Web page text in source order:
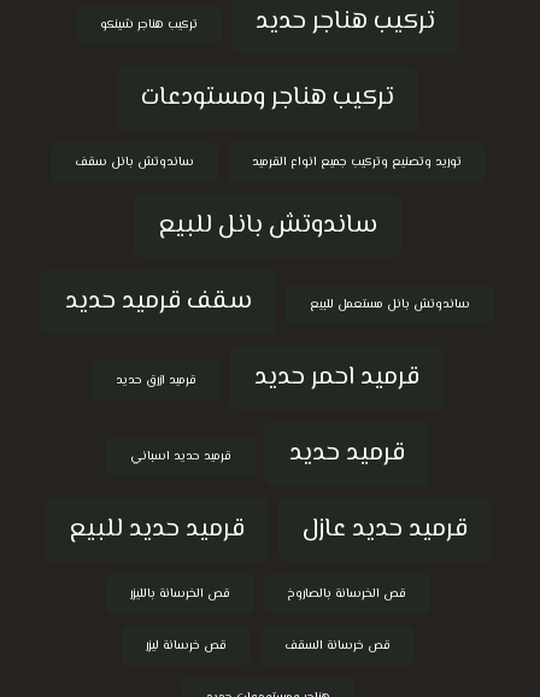
تركيب هناجر حديد
تركيب هناجر شينكو
تركيب هناجر ومستودعات
توريد وتصنيع وتركيب جميع انواع القرميد ساندوتش بانل سقف
ساندوتش بانل للبيع
ساندوتش بانل مستعمل للبيع
سقف قرميد حديد
قرميد احمر حديد
قرميد ازرق حديد
قرميد حديد قرميد حديد اسباني
قرميد حديد عازل قرميد حديد للبيع
قص الخرسانة بالصاروخ قص الخرسانة بالليزر
قص خرسانة السقف قص خرسانة ليزر